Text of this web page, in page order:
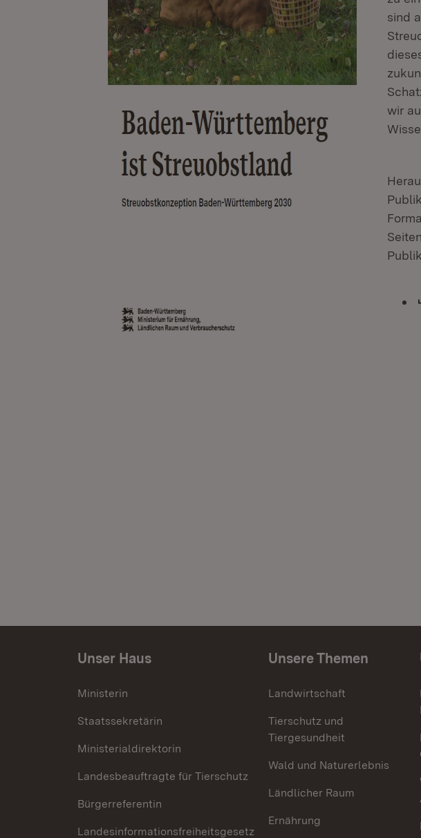
sind
wir
Unser Haus
Ministerin
Staatssekretärin
Ministerialdirektorin
Landesbeauftragte für Tierschutz
Bürgerreferentin
Landesinformationsfreiheitsgesetz
Unsere Themen
Landwirtschaft
Tierschutz und
Tiergesundheit
Wald und Naturerlebnis
Ländlicher Raum
Ernährung